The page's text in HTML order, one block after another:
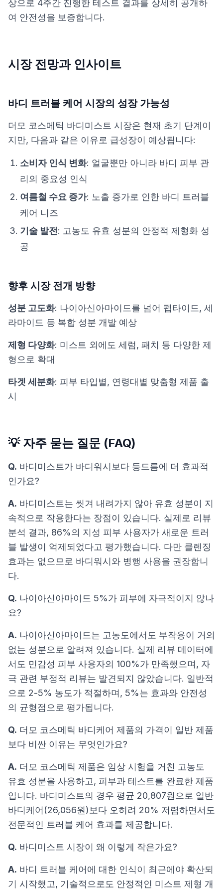
상으로 4주간 진행한 테스트 결과를 상세히 공개하
여 안전성을 보증합니다.
시장 전망과 인사이트
바디 트러블 케어 시장의 성장 가능성
더모 코스메틱 바디미스트 시장은 현재 초기 단계이
지만, 다음과 같은 이유로 급성장이 예상됩니다:
소비자 인식 변화: 얼굴뿐만 아니라 바디 피부 관
리의 중요성 인식
여름철 수요 증가: 노출 증가로 인한 바디 트러블
케어 니즈
기술 발전: 고농도 유효 성분의 안정적 제형화 성
공
향후 시장 전개 방향
성분 고도화: 나이아신아마이드를 넘어 펩타이드, 세
라마이드 등 복합 성분 개발 예상
제형 다양화: 미스트 외에도 세럼, 패치 등 다양한 제
형으로 확대
타겟 세분화: 피부 타입별, 연령대별 맞춤형 제품 출
시
💡 자주 묻는 질문 (FAQ)
Q. 바디미스트가 바디워시보다 등드름에 더 효과적
인가요?
A. 바디미스트는 씻겨 내려가지 않아 유효 성분이 지
속적으로 작용한다는 장점이 있습니다. 실제로 리뷰
분석 결과, 86%의 지성 피부 사용자가 새로운 트러
블 발생이 억제되었다고 평가했습니다. 다만 클렌징
효과는 없으므로 바디워시와 병행 사용을 권장합니
다.
Q. 나이아신아마이드 5%가 피부에 자극적이지 않나
요?
A. 나이아신아마이드는 고농도에서도 부작용이 거의
없는 성분으로 알려져 있습니다. 실제 리뷰 데이터에
서도 민감성 피부 사용자의 100%가 만족했으며, 자
극 관련 부정적 리뷰는 발견되지 않았습니다. 일반적
으로 2-5% 농도가 적절하며, 5%는 효과와 안전성
의 균형점으로 평가됩니다.
Q. 더모 코스메틱 바디케어 제품의 가격이 일반 제품
보다 비싼 이유는 무엇인가요?
A. 더모 코스메틱 제품은 임상 시험을 거친 고농도
유효 성분을 사용하고, 피부과 테스트를 완료한 제품
입니다. 바디미스트의 경우 평균 20,807원으로 일반
바디케어(26,056원)보다 오히려 20% 저렴하면서도
전문적인 트러블 케어 효과를 제공합니다.
Q. 바디미스트 시장이 왜 이렇게 작은가요?
A. 바디 트러블 케어에 대한 인식이 최근에야 확산되
기 시작했고, 기술적으로도 안정적인 미스트 제형 개